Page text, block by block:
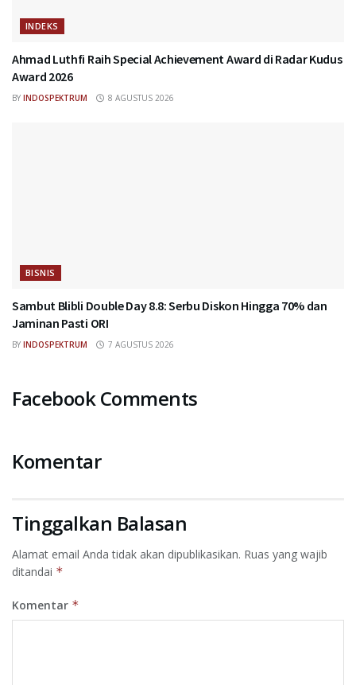
INDEKS
Ahmad Luthfi Raih Special Achievement Award di Radar Kudus
Award 2026
BY INDOSPEKTRUM 8 AGUSTUS 2026
BISNIS
Sambut Blibli Double Day 8.8: Serbu Diskon Hingga 70% dan
Jaminan Pasti ORI
BY INDOSPEKTRUM 7 AGUSTUS 2026
Facebook Comments
Komentar
Tinggalkan Balasan
Alamat email Anda tidak akan dipublikasikan. Ruas yang wajib
ditandai *
Komentar *